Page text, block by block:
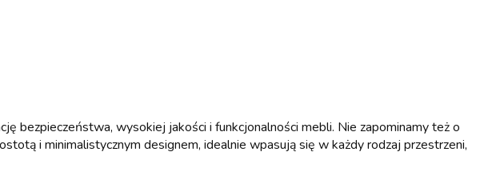
bezpieczeństwa, wysokiej jakości i funkcjonalności mebli. Nie zapominamy też o
i minimalistycznym designem, idealnie wpasują się w każdy rodzaj przestrzeni,